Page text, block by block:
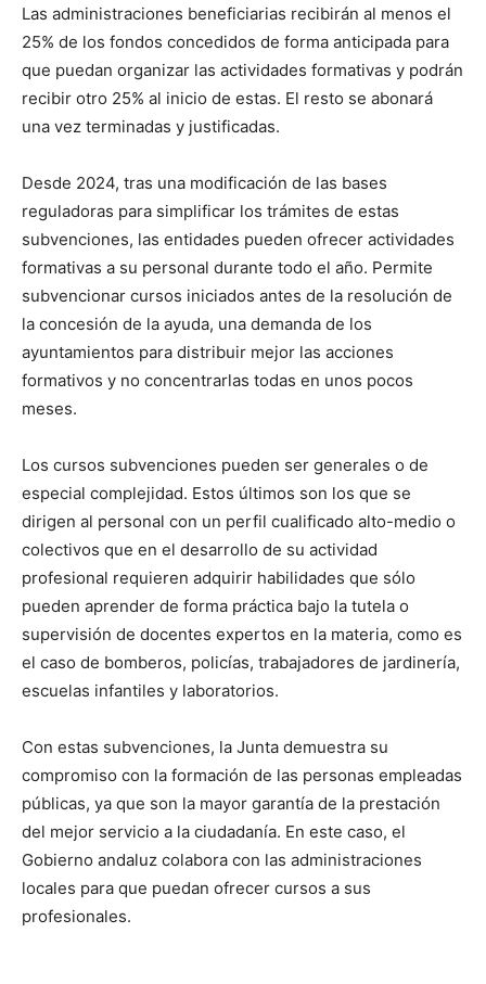
Las administraciones beneficiarias recibirán al menos el
25% de los fondos concedidos de forma anticipada para
que puedan organizar las actividades formativas y podrán
recibir otro 25% al inicio de estas. El resto se abonará
una vez terminadas y justificadas.
Desde 2024, tras una modificación de las bases
reguladoras para simplificar los trámites de estas
subvenciones, las entidades pueden ofrecer actividades
formativas a su personal durante todo el año. Permite
subvencionar cursos iniciados antes de la resolución de
la concesión de la ayuda, una demanda de los
ayuntamientos para distribuir mejor las acciones
formativos y no concentrarlas todas en unos pocos
meses.
Los cursos subvenciones pueden ser generales o de
especial complejidad. Estos últimos son los que se
dirigen al personal con un perfil cualificado alto-medio o
colectivos que en el desarrollo de su actividad
profesional requieren adquirir habilidades que sólo
pueden aprender de forma práctica bajo la tutela o
supervisión de docentes expertos en la materia, como es
el caso de bomberos, policías, trabajadores de jardinería,
escuelas infantiles y laboratorios.
Con estas subvenciones, la Junta demuestra su
compromiso con la formación de las personas empleadas
públicas, ya que son la mayor garantía de la prestación
del mejor servicio a la ciudadanía. En este caso, el
Gobierno andaluz colabora con las administraciones
locales para que puedan ofrecer cursos a sus
profesionales.